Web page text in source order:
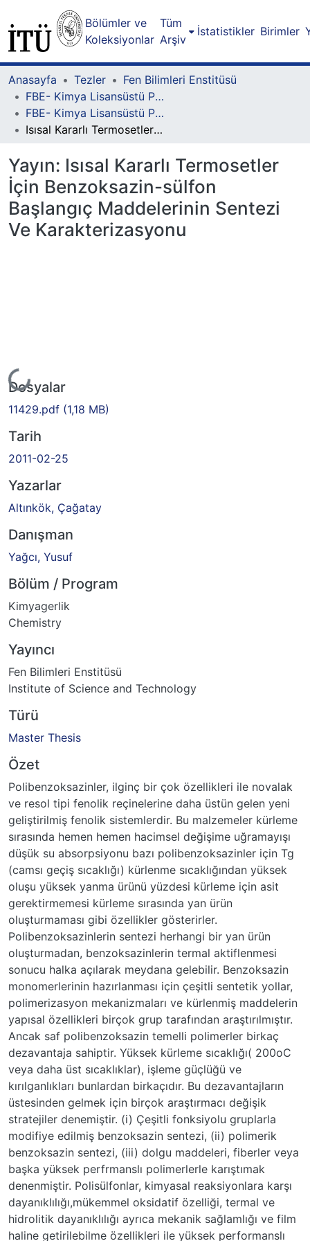
Bölümler ve
Koleksiyonlar
Tüm
Arşiv
İstatistikler Birimler
Anasayfa Tezler
Fen Bilimleri Enstitüsü
FBE- Kimya Lisansüstü Programı
FBE- Kimya Lisansüstü Programı - Yüksek Lisans
Isısal Kararlı Termosetler İçin Benzoksazin-sülfon Başlangıç Maddelerinin Sentezi Ve Karakterizasyonu
Yayın: Isısal Kararlı Termosetler
İçin Benzoksazin-sülfon
Başlangıç Maddelerinin Sentezi
Ve Karakterizasyonu
Yükleniyor...
Dosyalar
11429.pdf (1,18 MB)
Tarih
2011-02-25
Yazarlar
Altınkök, Çağatay
Danışman
Yağcı, Yusuf
Bölüm / Program
Kimyagerlik
Chemistry
Yayıncı
Fen Bilimleri Enstitüsü
Institute of Science and Technology
Türü
Master Thesis
Özet
Polibenzoksazinler, ilginç bir çok özellikleri ile novalak
ve resol tipi fenolik reçinelerine daha üstün gelen yeni
geliştirilmiş fenolik sistemlerdir. Bu malzemeler kürleme
sırasında hemen hemen hacimsel değişime uğramayışı
düşük su absorpsiyonu bazı polibenzoksazinler için Tg
(camsı geçiş sıcaklığı) kürlenme sıcaklığından yüksek
oluşu yüksek yanma ürünü yüzdesi kürleme için asit
gerektirmemesi kürleme sırasında yan ürün
oluşturmaması gibi özellikler gösterirler.
Polibenzoksazinlerin sentezi herhangi bir yan ürün
oluşturmadan, benzoksazinlerin termal aktiflenmesi
sonucu halka açılarak meydana gelebilir. Benzoksazin
monomerlerinin hazırlanması için çeşitli sentetik yollar,
polimerizasyon mekanizmaları ve kürlenmiş maddelerin
yapısal özellikleri birçok grup tarafından araştırılmıştır.
Ancak saf polibenzoksazin temelli polimerler birkaç
dezavantaja sahiptir. Yüksek kürleme sıcaklığı( 200oC
veya daha üst sıcaklıklar), işleme güçlüğü ve
kırılganlıkları bunlardan birkaçıdır. Bu dezavantajların
üstesinden gelmek için birçok araştırmacı değişik
stratejiler denemiştir. (i) Çeşitli fonksiyolu gruplarla
modifiye edilmiş benzoksazin sentezi, (ii) polimerik
benzoksazin sentezi, (iii) dolgu maddeleri, fiberler veya
başka yüksek perfrmanslı polimerlerle karıştımak
denenmiştir. Polisülfonlar, kimyasal reaksiyonlara karşı
dayanıklılığı,mükemmel oksidatif özelliği, termal ve
hidrolitik dayanıklılığı ayrıca mekanik sağlamlığı ve film
haline getirilebilme özellikleri ile yüksek performanslı